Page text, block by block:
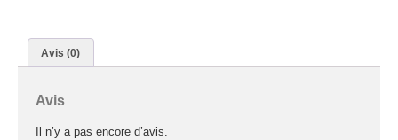
Avis (0)
Avis
Il n’y a pas encore d’avis.